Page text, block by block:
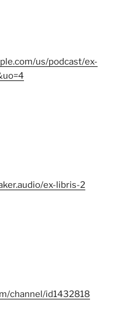
us/podcast/ex-
ex-libris-2
channel/id1432818